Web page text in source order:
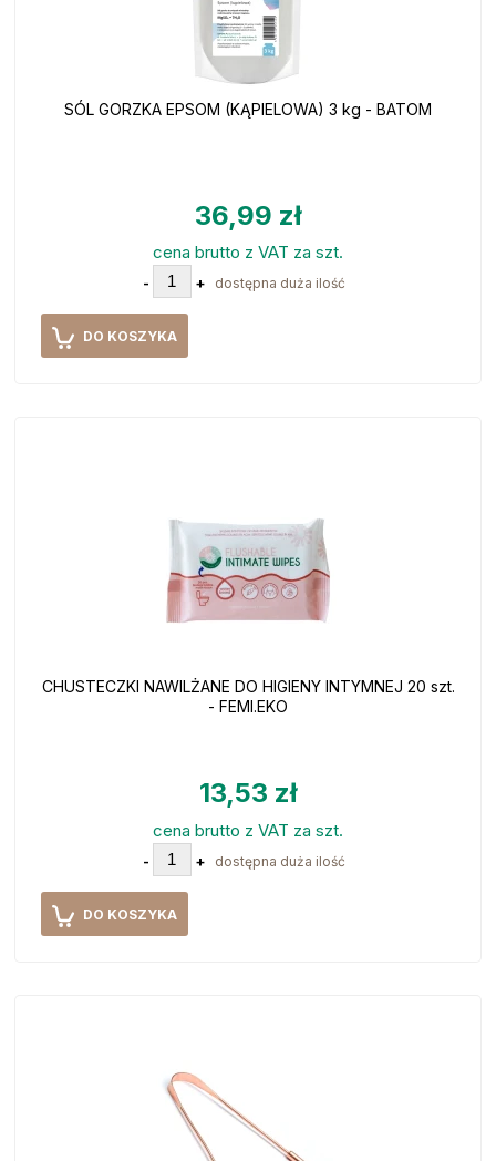
SÓL GORZKA EPSOM (KĄPIELOWA) 3 kg - BATOM
36,99 zł
cena brutto z VAT za szt.
- + dostępna duża ilość
DO KOSZYKA
CHUSTECZKI NAWILŻANE DO HIGIENY INTYMNEJ 20 szt.
- FEMI.EKO
13,53 zł
cena brutto z VAT za szt.
- + dostępna duża ilość
DO KOSZYKA